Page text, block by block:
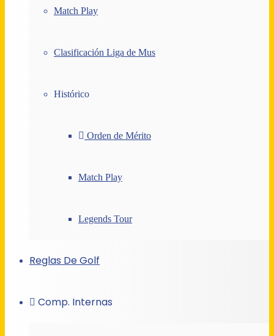
Match Play
Clasificación Liga de Mus
Histórico
Orden de Mérito
Match Play
Legends Tour
Reglas De Golf
Comp. Internas